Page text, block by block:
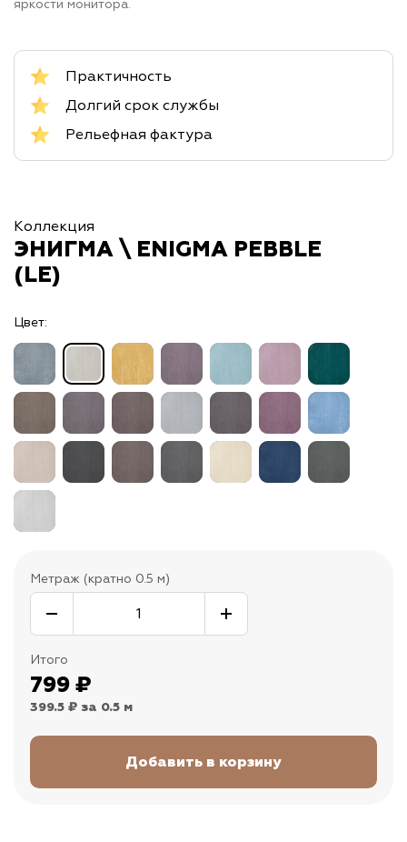
яркости монитора.
Практичность
Долгий срок службы
Рельефная фактура
Коллекция
ЭНИГМА \ ENIGMA PEBBLE
(LE)
Цвет:
Метраж (кратно 0.5 м)
Итого
799 ₽
399.5 ₽ за 0.5 м